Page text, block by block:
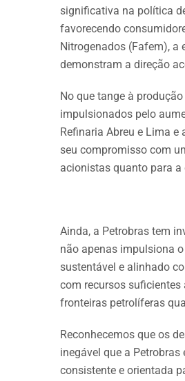
significativa na política
favorecendo
Nitrogenados (Fafem), a
demonstram a direção
No que tange à
impulsionados pelo
Refinaria Abreu e Lima
seu compromisso com
acionistas quanto para
Ainda, a Petrobras tem
não apenas impulsiona
sustentável e alinhado
com recursos
fronteiras petrolíferas
Reconhecemos que os
inegável que a
consistente e orientada